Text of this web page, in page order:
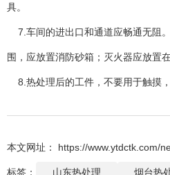
具。
7.车间的进出口和通道应畅通无阻
围，应放置消防砂箱；灭火器应放置在
8.热处理后的工件，不要用于触摸，
本文网址： https://www.ytdctk.com/
标签： 山东热处理 烟台热